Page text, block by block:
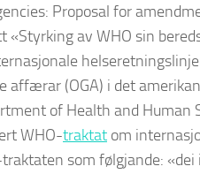
Proposal for
«Styrking av WHO sin
affærar (OGA) i det
of Health and Human
WHO-traktat om
som følgjande: